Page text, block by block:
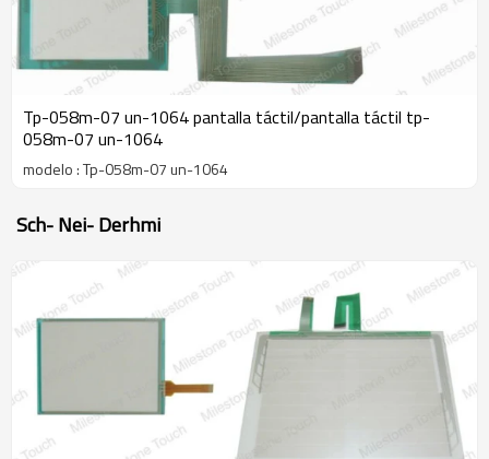
Tp-058m-07 un-1064 pantalla táctil/pantalla táctil tp-
058m-07 un-1064
modelo : Tp-058m-07 un-1064
Sch- Nei- Derhmi